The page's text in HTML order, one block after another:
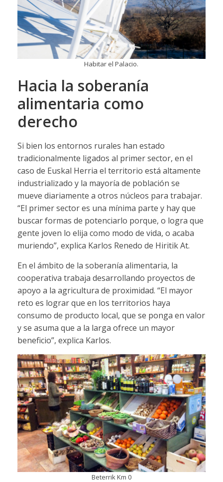
Habitar el Palacio.
Hacia la soberanía
alimentaria como
derecho
Si bien los entornos rurales han estado
tradicionalmente ligados al primer sector, en el
caso de Euskal Herria el territorio está altamente
industrializado y la mayoría de población se
mueve diariamente a otros núcleos para trabajar.
“El primer sector es una mínima parte y hay que
buscar formas de potenciarlo porque, o logra que
gente joven lo elija como modo de vida, o acaba
muriendo”, explica Karlos Renedo de Hiritik At.
En el ámbito de la soberanía alimentaria, la
cooperativa trabaja desarrollando proyectos de
apoyo a la agricultura de proximidad. “El mayor
reto es lograr que en los territorios haya
consumo de producto local, que se ponga en valor
y se asuma que a la larga ofrece un mayor
beneficio”, explica Karlos.
Beterrik Km 0